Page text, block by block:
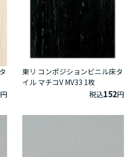
円
東リ コンポジションビニル床タ
イル マチコV MV33 1枚
税込152円